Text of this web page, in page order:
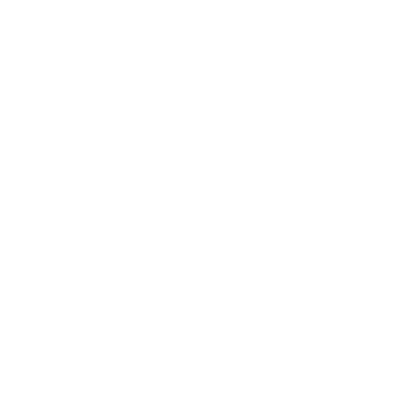
: Почніть з очищення обличчя, щоб
та залишки макіяжу. Використовуйте м'який
підходить вашому типу. Нанесіть засіб, що